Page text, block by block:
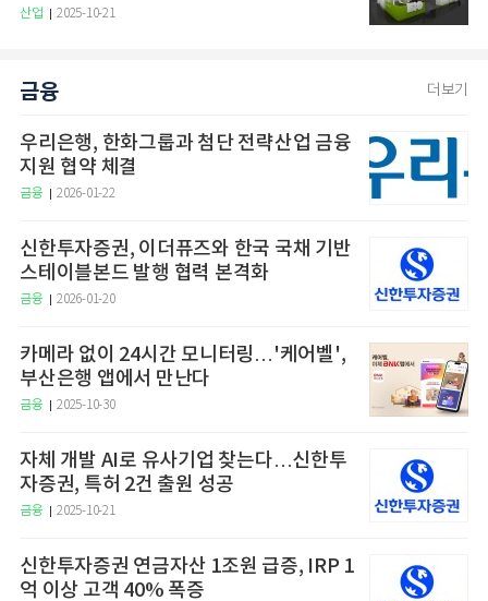
산업 2025-10-21
금융 더보기
우리은행, 한화그룹과 첨단 전략산업 금융
지원 협약 체결
금융 2026-01-22
신한투자증권, 이더퓨즈와 한국 국채 기반
스테이블본드 발행 협력 본격화
금융 2026-01-20
카메라 없이 24시간 모니터링…'케어벨',
부산은행 앱에서 만난다
금융 2025-10-30
자체 개발 AI로 유사기업 찾는다…신한투
자증권, 특허 2건 출원 성공
금융 2025-10-21
신한투자증권 연금자산 1조원 급증, IRP 1
억 이상 고객 40% 폭증